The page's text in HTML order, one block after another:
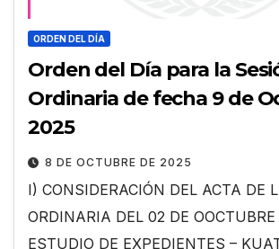
ORDEN DEL DÍA
Orden del Día para la
Ordinaria de fecha 9 de
2025
8 DE OCTUBRE DE 2025
I) CONSIDERACIÓN DEL ACTA DE
ORDINARIA DEL 02 DE
ESTUDIO DE EXPEDIENTES –